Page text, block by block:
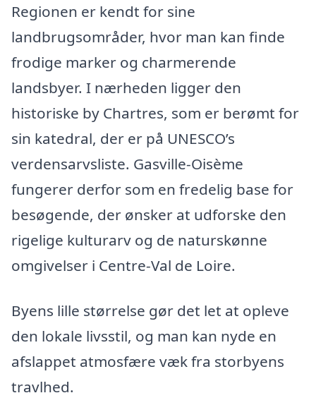
Regionen er kendt for sine
landbrugsområder, hvor man kan finde
frodige marker og charmerende
landsbyer. I nærheden ligger den
historiske by Chartres, som er berømt for
sin katedral, der er på UNESCO’s
verdensarvsliste. Gasville-Oisème
fungerer derfor som en fredelig base for
besøgende, der ønsker at udforske den
rigelige kulturarv og de naturskønne
omgivelser i Centre-Val de Loire.
Byens lille størrelse gør det let at opleve
den lokale livsstil, og man kan nyde en
afslappet atmosfære væk fra storbyens
travlhed.